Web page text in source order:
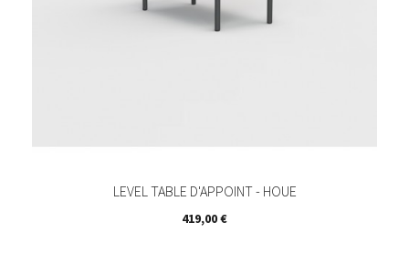
LEVEL TABLE D'APPOINT - HOUE
Prix
419,00 €